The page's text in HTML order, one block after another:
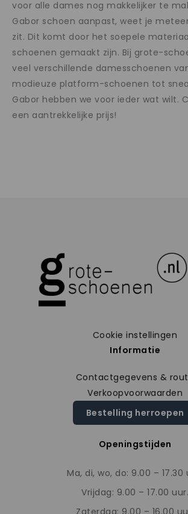
voor alle dames nog makkelijker te
Gabor schoen aanpast, weet je
zit. Dit komt door het soepele
schoenen gemaakt zijn. Bij grote-
veel verschillende damesschoenen
modieuze platform-schoenen tot
Gabor hebben we voor ieder wat wilt.
een aantrekkelijke prijs!
Cookie instellingen
Informatie
Contactgegevens &
Verkoopvoorwaarden
Bestelling herroepen
Openingstijden
Ma, di, wo, do: 9.00 – 17.30
Vrijdag: 9.00 – 17.00 uur.